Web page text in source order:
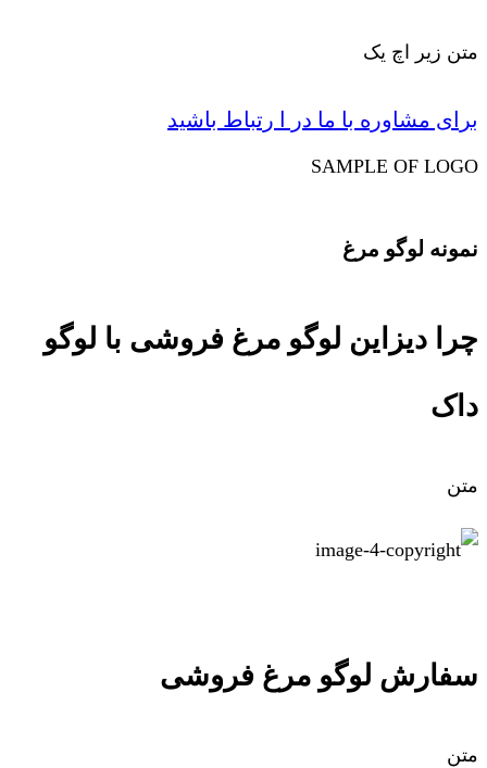
متن زیر اچ یک
برای مشاوره با ما در ا رتباط باشید
SAMPLE OF LOGO
نمونه لوگو مرغ
چرا دیزاین لوگو مرغ فروشی با لوگو
داک
متن
سفارش لوگو مرغ فروشی
متن